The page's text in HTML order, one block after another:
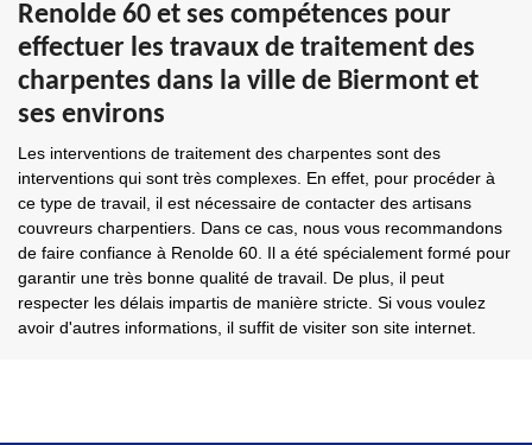
Renolde 60 et ses compétences pour
effectuer les travaux de traitement des
charpentes dans la ville de Biermont et
ses environs
Les interventions de traitement des charpentes sont des
interventions qui sont très complexes. En effet, pour procéder à
ce type de travail, il est nécessaire de contacter des artisans
couvreurs charpentiers. Dans ce cas, nous vous recommandons
de faire confiance à Renolde 60. Il a été spécialement formé pour
garantir une très bonne qualité de travail. De plus, il peut
respecter les délais impartis de manière stricte. Si vous voulez
avoir d'autres informations, il suffit de visiter son site internet.